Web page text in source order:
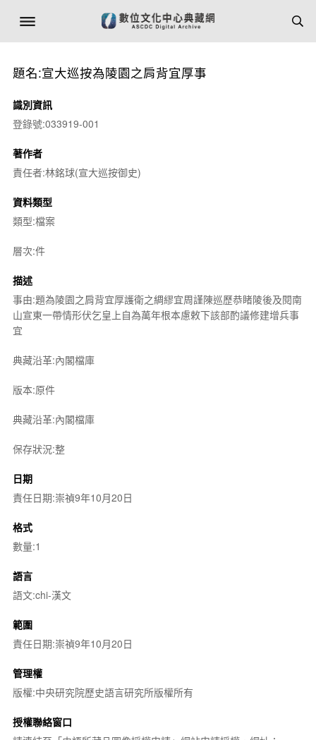
題名:宣大巡按為陵園之肩背宜厚事
識別資訊
登錄號:033919-001
著作者
責任者:林銘球(宣大巡按御史)
資料類型
類型:檔案
層次:件
描述
事由:題為陵園之肩背宜厚護衛之綢繆宜周謹陳巡歷恭睹陵後及閱南
山宣東一帶情形伏乞皇上自為萬年根本慮敕下該部酌議修建增兵事
宜
典藏沿革:內閣檔庫
版本:原件
典藏沿革:內閣檔庫
保存狀況:整
日期
責任日期:崇禎9年10月20日
格式
數量:1
語言
語文:chi-漢文
範圍
責任日期:崇禎9年10月20日
管理權
版權:中央研究院歷史語言研究所版權所有
授權聯絡窗口